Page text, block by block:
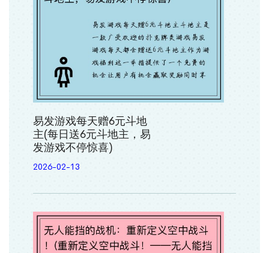
易发游戏每天赠6元斗地
主(每日送6元斗地主，易
发游戏不停惊喜)
2026-02-13